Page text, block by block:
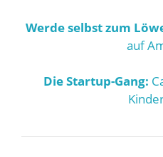
Werde selbst zum
auf
Die Startup-Gang: